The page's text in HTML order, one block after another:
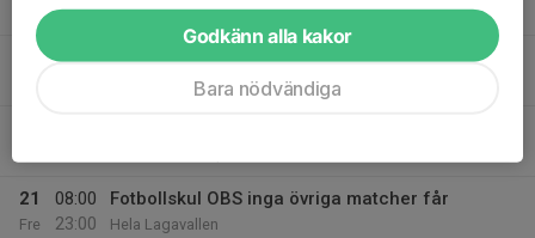
19:30
Lagavallen A
18:00
Träning PF15-16 PF 15-16
21
Fre
08:00
23:00
Fotbollskul OBS inga övriga matcher får
Hela Lagavallen
Godkänn alla kakor
Bara nödvändiga